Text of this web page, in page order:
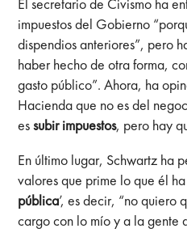
impuestos del Gobierno
dispendios anteriores”, pero
haber hecho de otra forma,
gasto público”. Ahora, ha
Hacienda que no es del
essubir impuestos, pero hay
En último lugar, Schwartz ha
valores que prime lo que él
pública’, es decir, “no quiero
cargo con lo mío y a la gente